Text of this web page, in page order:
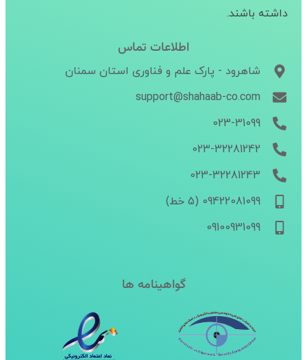
داشته باشند.
اطلاعات تماس
شاهرود - پارک علم و فناوری استان سمنان
support@shahaab-co.com
023-31099
023-32281242
023-32281243
09422081099 (5 خط)
09100931099
گواهینامه ها